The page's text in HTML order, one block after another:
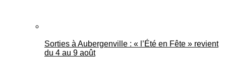
Sorties à Aubergenville : « l’Été en Fête » revient
du 4 au 9 août